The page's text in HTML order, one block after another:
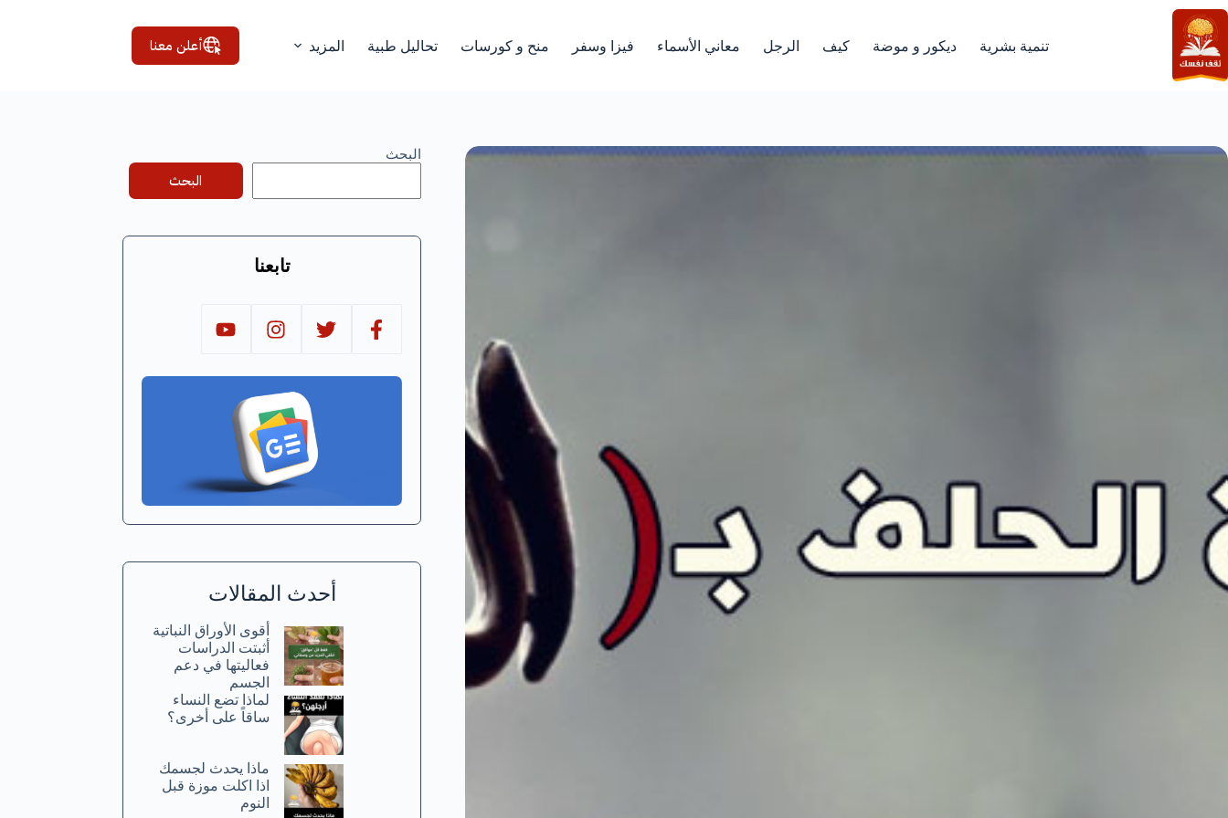
التجاوز
إلى
المحتوى
تنمية بشرية ديكور و موضة كيف الرجل معاني الأسماء فيزا وسفر منح و كورسات تحاليل طبية المزيد أعلن معنا
البحث
البحث
تابعنا
أحدث المقالات
أقوى الأوراق النباتية
أثبتت الدراسات
فعاليتها في دعم
الجسم
لماذا تضع النساء
ساقاً على أخرى؟
ماذا يحدث لجسمك
اذا اكلت موزة قبل
النوم